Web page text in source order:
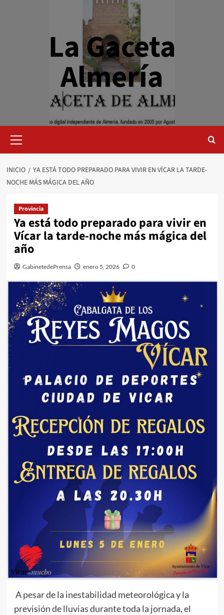
La Gaceta
Almería
primario
INICIO
YA ESTÁ TODO PREPARADO PARA VIVIR EN VÍCAR LA TARDE-
NOCHE MÁS MÁGICA DEL AÑO
Provincia
Ya está todo preparado para vivir en
Vícar la tarde-noche más mágica del
año
GabinetedePrensa enero 5, 2026 0
A pesar de la inestabilidad meteorológica y la
previsión de lluvias durante toda la jornada, el